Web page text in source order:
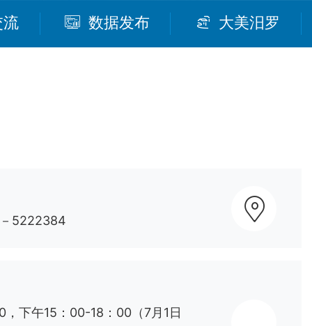
数据发布 大美汨罗
5222384
下午15：00-18：00（7月1日